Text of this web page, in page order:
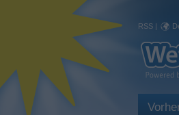
RSS |